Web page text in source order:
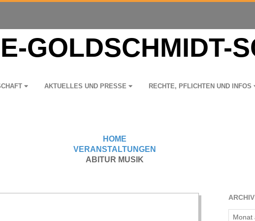
AKTU­EL­LES UND PRESSE RECHTE, PFLICH­TEN UND INFOS
HOME
VERANSTALTUNGEN
ABITUR MUSIK
ARCHIV
Archiv